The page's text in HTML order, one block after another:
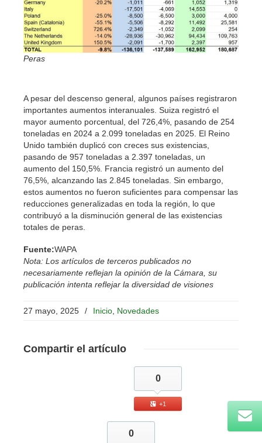
Peras
A pesar del descenso general, algunos países registraron
importantes aumentos interanuales. Suiza registró el
mayor aumento porcentual, del 726,4%, pasando de 254
toneladas en 2024 a 2.099 toneladas en 2025. El Reino
Unido también duplicó con creces sus existencias,
pasando de 957 toneladas a 2.397 toneladas, un
aumento del 150,5%. Francia registró un aumento del
76,5%, alcanzando las 2.845 toneladas. Sin embargo,
estos aumentos no fueron suficientes para compensar las
reducciones generalizadas en toda la región, lo que
contribuyó a la disminución general de las existencias
totales de peras.
Fuente:WAPA
Nota: Los artículos de terceros publicados no
necesariamente reflejan la opinión de la Cámara, su
publicación intenta reflejar la diversidad de visiones
27 mayo, 2025 / Inicio, Novedades
Compartir el artículo
0
+1
0